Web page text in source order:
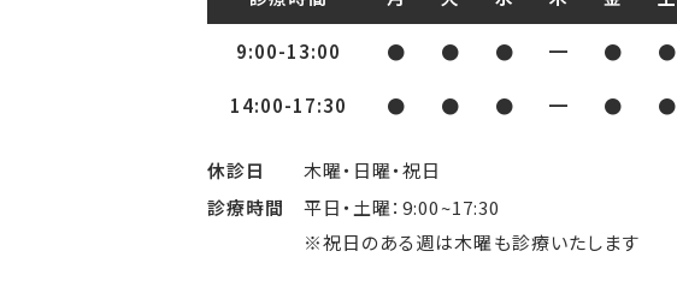
9:00-13:00 ● ● ● ━ ● ●
14:00-17:30 ● ● ● ━ ● ●
休診日
木曜・日曜・祝日
診療時間
平日・土曜：9:00~17:30
※祝日のある週は木曜も診療いたします